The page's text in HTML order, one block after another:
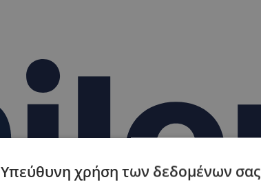
Υπεύθυνη χρήση των δεδομένων σας